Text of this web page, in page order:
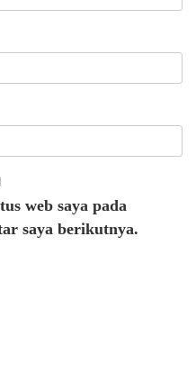
web saya pada
saya berikutnya.